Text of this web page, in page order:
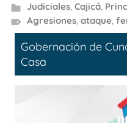
Judiciales, Cajicá,
Agresiones, ataque,
Gobernación de
Casa